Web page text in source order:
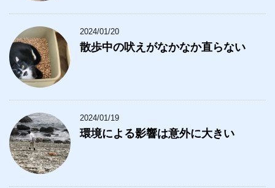
2024/01/20
散歩中の吠えがなかなか直らない
2024/01/19
環境による影響は意外に大きい